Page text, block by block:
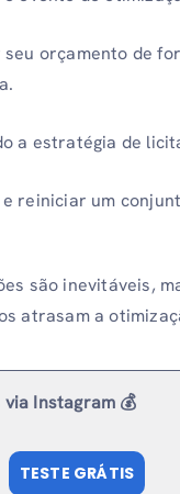
orçamento de
a estratégia de
reiniciar um
são inevitáveis,
atrasam a
Instagram 💰
TESTE GRÁTIS